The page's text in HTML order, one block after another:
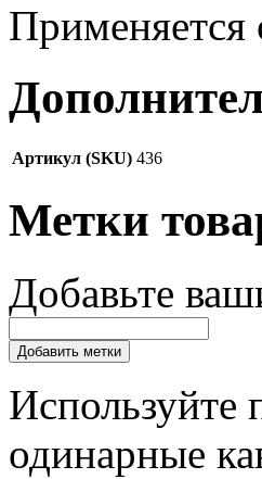
Применяется
Артикул (SKU) 436
Метки
Добавьте
Добавить метки
Используйте
одинарные